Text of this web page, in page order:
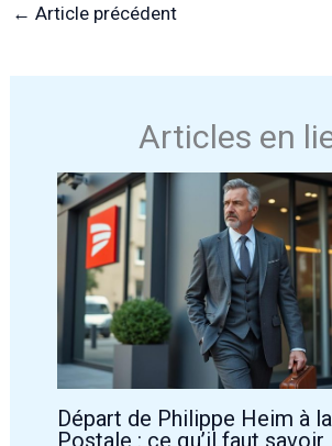
← Article précédent
Articles en
Départ de Philippe Heim à
Postale : ce qu’il faut savoir